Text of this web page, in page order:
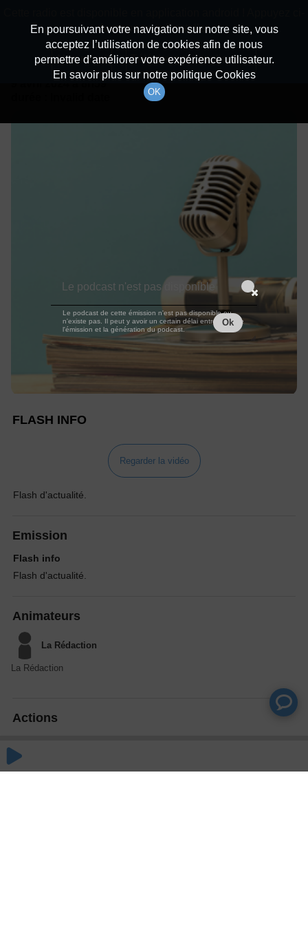
Détails De L'épisode
à 8h59
FLASH INFO
Regarder la vidéo
Flash d'actualité.
Emission
Flash info
Flash d'actualité.
Animateurs
La Rédaction
La Rédaction
Actions
En poursuivant votre navigation sur notre site, vous
acceptez l’utilisation de cookies afin de nous
permettre d’améliorer votre expérience utilisateur.
En savoir plus sur notre politique Cookies
OK
dessous pour l'installer.
Non merci Télécharger l'application
Le podcast n'est pas disponible
Le podcast de cette émission n'est pas disponible ou
n'existe pas. Il peut y avoir un certain délai entre la fin de
l'émission et la génération du podcast.
Ok